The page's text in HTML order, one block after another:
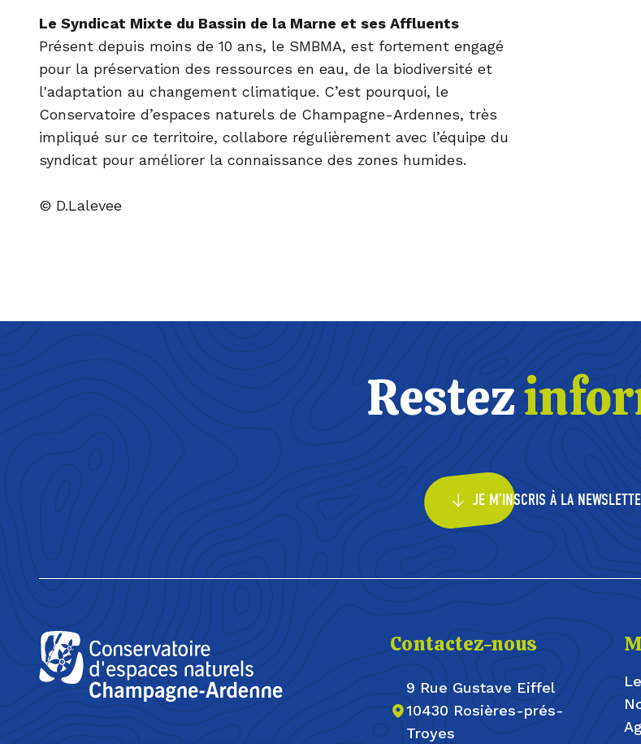
Le Syndicat Mixte du Bassin de la Marne et ses Affluents
Présent depuis moins de 10 ans, le SMBMA, est fortement engagé
pour la préservation des ressources en eau, de la biodiversité et
l'adaptation au changement climatique. C’est pourquoi, le
Conservatoire d’espaces naturels de Champagne-Ardennes, très
impliqué sur ce territoire, collabore régulièrement avec l’équipe du
syndicat pour améliorer la connaissance des zones humides.
© D.Lalevee
Restez
JE M’INSCRIS À LA
Contactez-nous
9 Rue Gustave Eiffel
10430 Rosières-prés-
Troyes